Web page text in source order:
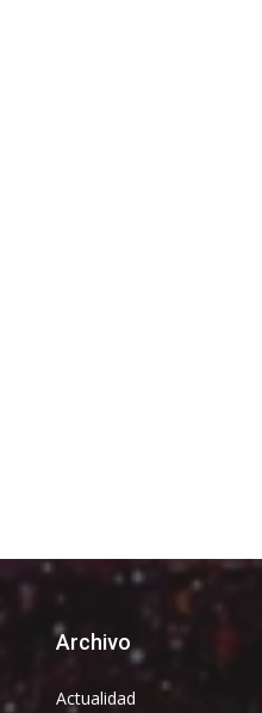
Archivo
Actualidad